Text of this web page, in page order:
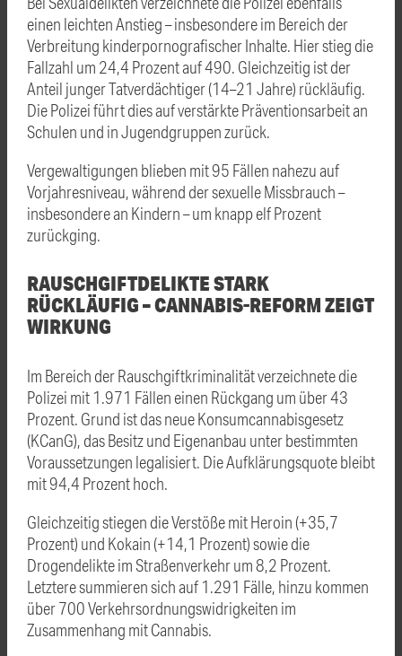
einen leichten Anstieg – insbesondere im Bereich der
Verbreitung kinderpornografischer Inhalte. Hier stieg die
Fallzahl um 24,4 Prozent auf 490. Gleichzeitig ist der
Anteil junger Tatverdächtiger (14–21 Jahre) rückläufig.
Die Polizei führt dies auf verstärkte Präventionsarbeit an
Schulen und in Jugendgruppen zurück.
Vergewaltigungen blieben mit 95 Fällen nahezu auf
Vorjahresniveau, während der sexuelle Missbrauch –
insbesondere an Kindern – um knapp elf Prozent
zurückging.
RAUSCHGIFTDELIKTE STARK
RÜCKLÄUFIG – CANNABIS-REFORM ZEIGT
WIRKUNG
Im Bereich der Rauschgiftkriminalität verzeichnete die
Polizei mit 1.971 Fällen einen Rückgang um über 43
Prozent. Grund ist das neue Konsumcannabisgesetz
(KCanG), das Besitz und Eigenanbau unter bestimmten
Voraussetzungen legalisiert. Die Aufklärungsquote bleibt
mit 94,4 Prozent hoch.
Gleichzeitig stiegen die Verstöße mit Heroin (+35,7
Prozent) und Kokain (+14,1 Prozent) sowie die
Drogendelikte im Straßenverkehr um 8,2 Prozent.
Letztere summieren sich auf 1.291 Fälle, hinzu kommen
über 700 Verkehrsordnungswidrigkeiten im
Zusammenhang mit Cannabis.